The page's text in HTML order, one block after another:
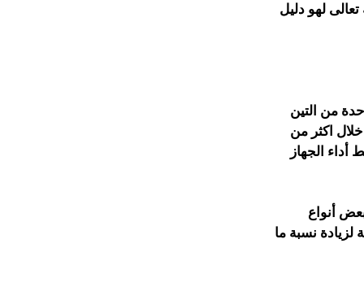
لهو دليل
من التين
خلال اكثر من
الجهاز
أنواع
لزيادة نسبة ما